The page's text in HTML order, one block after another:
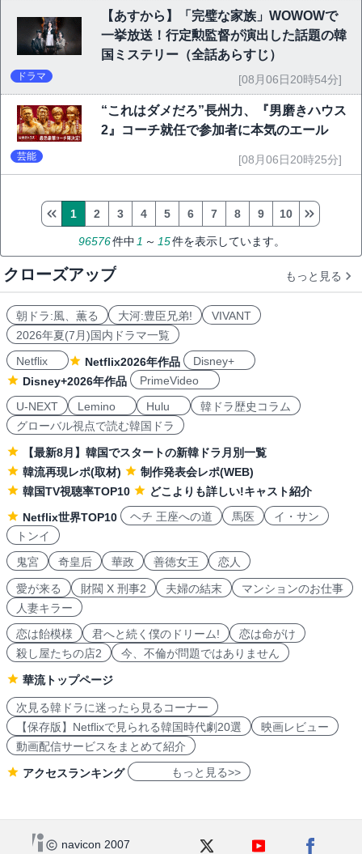
【あすから】「完璧な家族」WOWOWで
一挙放送！行定勲監督が演出した話題の韓
国ミステリー（全話あらすじ）
ドラマ [08月06日20時54分]
“これはダメだろ”長州力、『男磨きハウス
2』コーチ就任で参加者に本気のエール
芸能 [08月06日20時25分]
96576件中 1 ～ 15件を表示しています。
1 2 3 4 5 6 7 8 9 10
クローズアップ もっと見る
朝ドラ:風、薫る 大河:豊臣兄弟!
VIVANT
2026年夏(7月)国内ドラマ一覧
Netflix
Netflix2026年作品
Disney+
Disney+2026年作品
PrimeVideo
U-NEXT
Lemino Hulu
韓ドラ歴史コラム
グローバル視点で読む韓国ドラ
【最新8月】韓国でスタートの新韓ドラ月別一覧
韓流再現レポ(取材)
制作発表会レポ(WEB)
韓国TV視聴率TOP10
どこよりも詳しい!キャスト紹介
Netflix世界TOP10
ヘチ 王座への道 馬医
イ・サン
トンイ
鬼宮
奇皇后 華政 善徳女王 恋人
愛が来る 財閥 X 刑事2 夫婦の結末
マンションのお仕事
人妻キラー
恋は飴模様
君へと続く僕のドリーム!
恋は命がけ
殺し屋たちの店2
今、不倫が問題ではありません
華流トップページ
次見る韓ドラに迷ったら見るコーナー
【保存版】Netflixで見られる韓国時代劇20選
映画レビュー
動画配信サービスをまとめて紹介
アクセスランキング もっと見る>>
navicon 2007